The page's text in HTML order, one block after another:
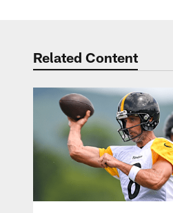
Related Content